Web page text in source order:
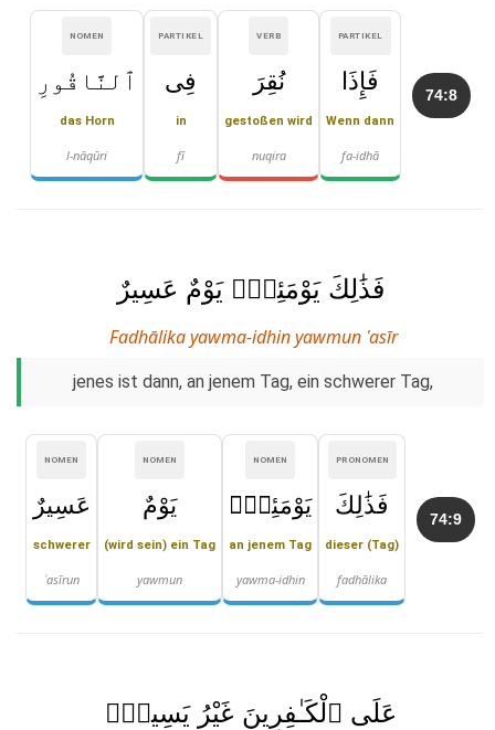
74:8
PARTIKEL
فَإِذَا
Wenn dann
fa-idhā
VERB
نُقِرَ
gestoßen wird
nuqira
PARTIKEL
فِى
in
fī
NOMEN
ٱلنَّاقُورِ
das Horn
l-nāqūri
فَذَٰلِكَ يَوْمَئِذٍۢ يَوْمٌ عَسِيرٌ
Fadhālika yawma-idhin yawmun ʿasīr
jenes ist dann, an jenem Tag, ein schwerer Tag,
74:9
PRONOMEN
فَذَٰلِكَ
dieser (Tag)
fadhālika
NOMEN
يَوْمَئِذٍۢ
an jenem Tag
yawma-idhin
NOMEN
يَوْمٌ
(wird sein) ein Tag
yawmun
NOMEN
عَسِيرٌ
schwerer
ʿasīrun
عَلَى ٱلْكَـٰفِرِينَ غَيْرُ يَسِيرٍۢ